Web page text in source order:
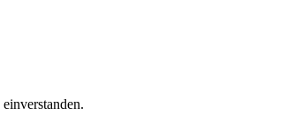
einverstanden.